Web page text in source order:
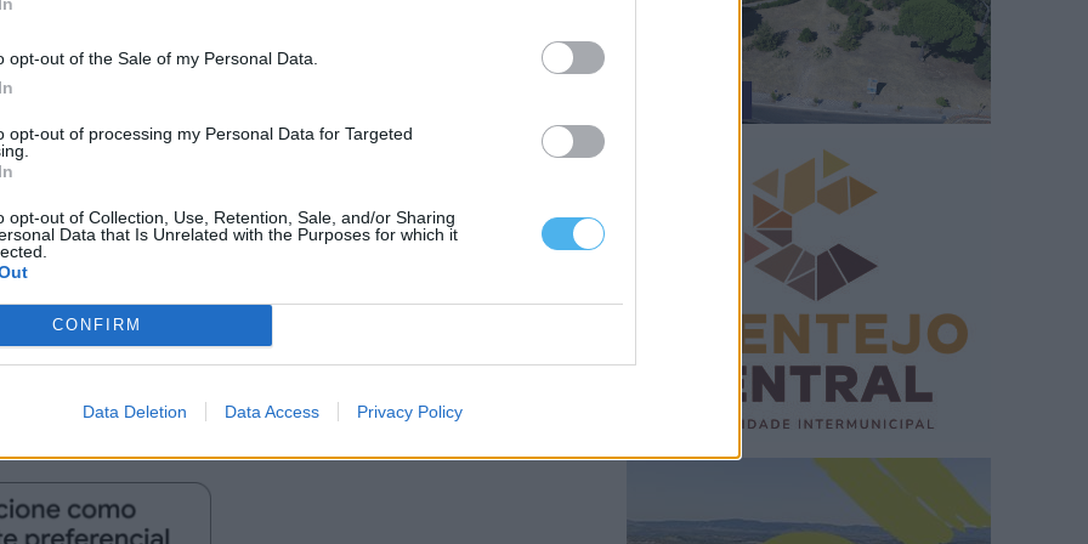
opt-out of the Sale of my Personal Data.
opt-out of processing my Personal Data for Targeted
opt-out of Collection, Use, Retention, Sale, and/or Sharing
Data that Is Unrelated with the Purposes for which it
CONFIRM
Data Deletion Data Access Privacy Policy
com poucos custos, mas com muita diversão. O
como quem nos visita», afirmou.
que refletem o espírito bem-humorado de
figuras locais. Espero que gostem e que não
São coisas diferentes», explicou o presidente.
do Carnaval de Borba são o que o tornam
e no luxo, como o de Elvas ou o de Badajoz, o
divertido e acolhedor deve vir a Borba»,